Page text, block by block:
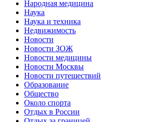
Народная медицина
Наука
Наука и техника
Недвижимость
Новости
Новости ЗОЖ
Новости медицины
Новости Москвы
Новости путешествий
Образование
Общество
Около спорта
Отдых в России